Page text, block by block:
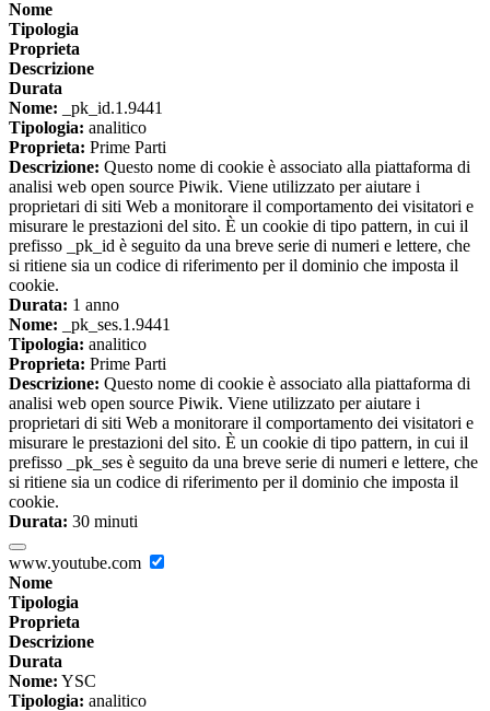
Nome
Tipologia
Proprieta
Descrizione
Durata
Nome: _pk_id.1.9441
Tipologia: analitico
Proprieta: Prime Parti
Descrizione: Questo nome di cookie è associato alla piattaforma di
analisi web open source Piwik. Viene utilizzato per aiutare i
proprietari di siti Web a monitorare il comportamento dei visitatori e
misurare le prestazioni del sito. È un cookie di tipo pattern, in cui il
prefisso _pk_id è seguito da una breve serie di numeri e lettere, che
si ritiene sia un codice di riferimento per il dominio che imposta il
cookie.
Durata: 1 anno
Nome: _pk_ses.1.9441
Tipologia: analitico
Proprieta: Prime Parti
Descrizione: Questo nome di cookie è associato alla piattaforma di
analisi web open source Piwik. Viene utilizzato per aiutare i
proprietari di siti Web a monitorare il comportamento dei visitatori e
misurare le prestazioni del sito. È un cookie di tipo pattern, in cui il
prefisso _pk_ses è seguito da una breve serie di numeri e lettere, che
si ritiene sia un codice di riferimento per il dominio che imposta il
cookie.
Durata: 30 minuti
www.youtube.com
Nome
Tipologia
Proprieta
Descrizione
Durata
Nome: YSC
Tipologia: analitico